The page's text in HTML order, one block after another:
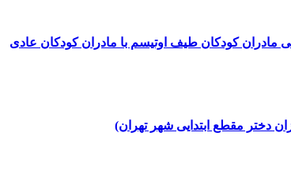
کودکان طیف اوتیسم با مادران کودکان عادی
دختر مقطع ابتدایی شهر تهران)